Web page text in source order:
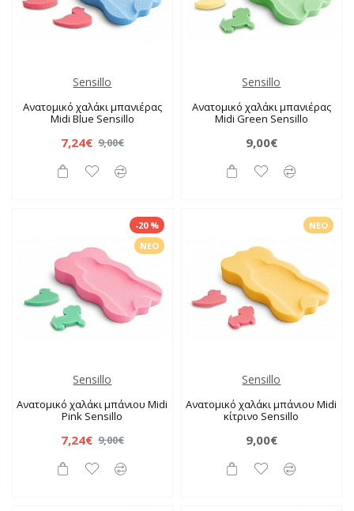
Sensillo
Ανατομικό χαλάκι μπανιέρας
Midi Blue Sensillo
7,24€ 9,00€
Sensillo
Ανατομικό χαλάκι μπανιέρας
Midi Green Sensillo
9,00€
ΝΈΟ
-20 %
Sensillo
Ανατομικό χαλάκι μπάνιου Midi
Pink Sensillo
7,24€ 9,00€
ΝΈΟ
Sensillo
Ανατομικό χαλάκι μπάνιου Midi
κίτρινο Sensillo
9,00€